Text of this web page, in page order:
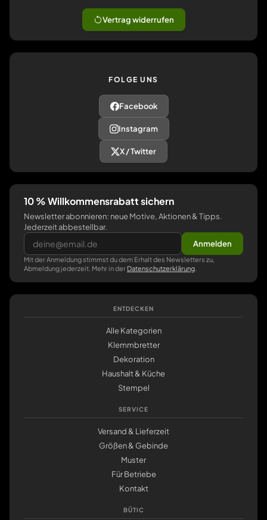
Vertrag widerrufen
FOLGE UNS
Facebook
Instagram
X / Twitter
10 % Willkommensrabatt sichern
Newsletter abonnieren: neue Motive, Aktionen & Tipps.
Jederzeit abbestellbar.
Anmelden
Mit der Anmeldung stimmst du dem Erhalt des Newsletters zu,
Abmeldung jederzeit. Mehr in der Datenschutzerklärung
ENTDECKEN
Alle Kategorien
Klemmbretter
Dekoration
Haushalt & Küche
Stempel
SERVICE
Versand & Lieferzeit
Größen & Gebinde
Muster
Für Betriebe
Kontakt
BÜTIC